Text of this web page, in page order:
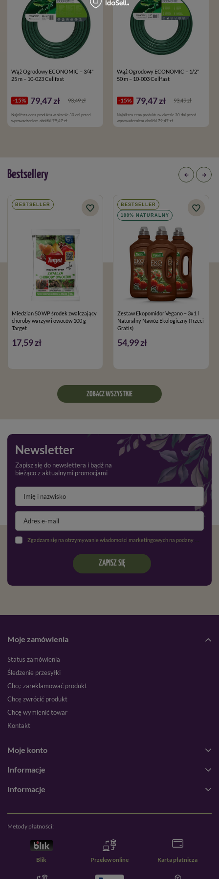
Wąż Ogrodowy ECONOMIC – 3/4"
25 m – 10-023 Cellfast
-15% 79,47 zł
Najniższa cena produktu w okresie 30 dni przed
wprowadzeniem obniżki 79,47 zł
93,49 zł
Wąż Ogrodowy ECONOMIC – 1/2"
50 m – 10-003 Cellfast
-15% 79,47 zł
Najniższa cena produktu w okresie 30 dni przed
wprowadzeniem obniżki79,47 zł
93,49 zł
Bestsellery
BESTSELLER
Miedzian 50 WP środek zwalczający
choroby warzyw i owoców 100 g
Target
17,59 zł
BESTSELLER
100% NATURALNY
Zestaw Ekopomidor Vegano – 3x1 l
Naturalny Nawóz Ekologiczny (Trzeci
Gratis)
54,99 zł
ZOBACZ WSZYSTKIE
Newsletter
Zapisz się do newslettera i bądź na
bieżąco z aktualnymi promocjami
Zgadzam się na otrzymywanie wiadomości marketingowych na podany adres e-mail oraz przetwarzanie danych osobowych zgodnie z
ZAPISZ SIĘ
Moje zamówienia
Status zamówienia
Śledzenie przesyłki
Chcę zareklamować produkt
Chcę zwrócić produkt
Chcę wymienić towar
Kontakt
Moje konto
Informacje
Informacje
Metody płatności:
Blik Przelew online Karta płatnicza